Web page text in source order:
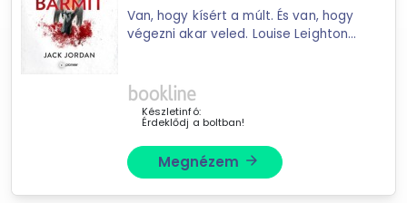
audió lejátszó, audió felvevő
rádió
CD-, DVD-, Blu-ray meghajtó
Van, hogy kísért a múlt. És van, hogy
végezni akar veled. Louise Leighton
Készletinfó:
Érdeklődj a boltban!
Megnézem arrow_forward